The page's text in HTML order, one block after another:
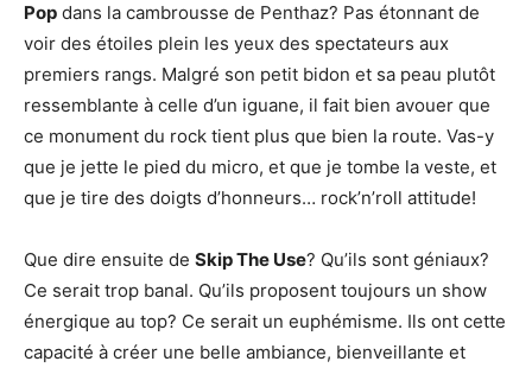
Pop dans la cambrousse de Penthaz? Pas étonnant de
voir des étoiles plein les yeux des spectateurs aux
premiers rangs. Malgré son petit bidon et sa peau plutôt
ressemblante à celle d’un iguane, il fait bien avouer que
ce monument du rock tient plus que bien la route. Vas-y
que je jette le pied du micro, et que je tombe la veste, et
que je tire des doigts d’honneurs… rock’n’roll attitude!
Que dire ensuite de Skip The Use? Qu’ils sont géniaux?
Ce serait trop banal. Qu’ils proposent toujours un show
énergique au top? Ce serait un euphémisme. Ils ont cette
capacité à créer une belle ambiance, bienveillante et